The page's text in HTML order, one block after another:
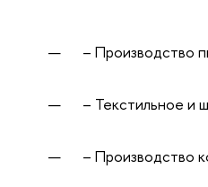
– Производство
– Текстильное и
– Производство